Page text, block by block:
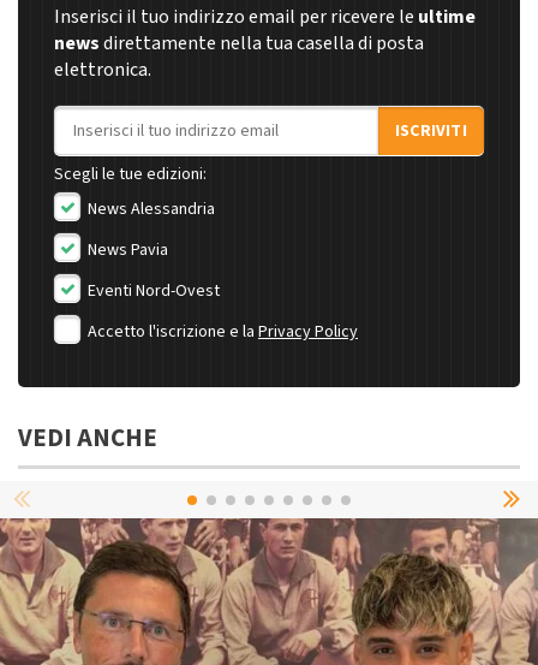
Inserisci il tuo indirizzo email per ricevere le ultime
newsdirettamente nella tua casella di posta
elettronica.
Indirizzo email
ISCRIVITI
Scegli le tue edizioni:
News Alessandria
News Pavia
Eventi Nord-Ovest
Accetto l'iscrizione e la Privacy Policy
VEDI ANCHE